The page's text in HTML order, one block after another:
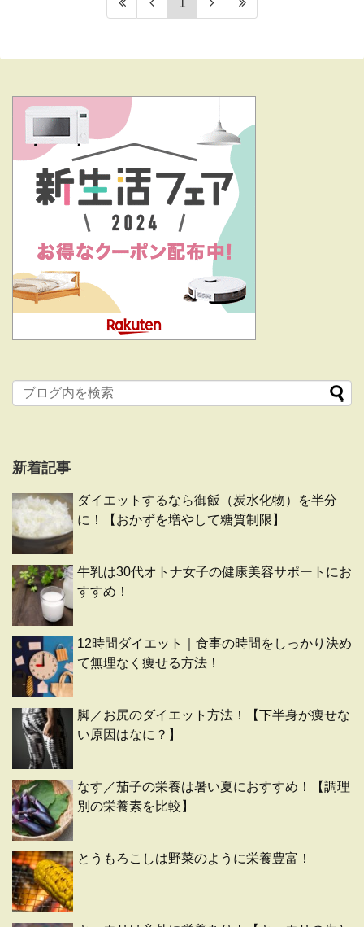
1
新着記事
ダイエットするなら御飯（炭水化物）を半分
に！【おかずを増やして糖質制限】
牛乳は30代オトナ女子の健康美容サポートにお
すすめ！
12時間ダイエット｜食事の時間をしっかり決め
て無理なく痩せる方法！
脚／お尻のダイエット方法！【下半身が痩せな
い原因はなに？】
なす／茄子の栄養は暑い夏におすすめ！【調理
別の栄養素を比較】
とうもろこしは野菜のように栄養豊富！